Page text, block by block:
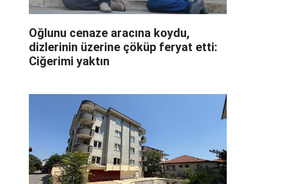
Oğlunu cenaze aracına koydu,
dizlerinin üzerine çöküp feryat etti:
Ciğerimi yaktın